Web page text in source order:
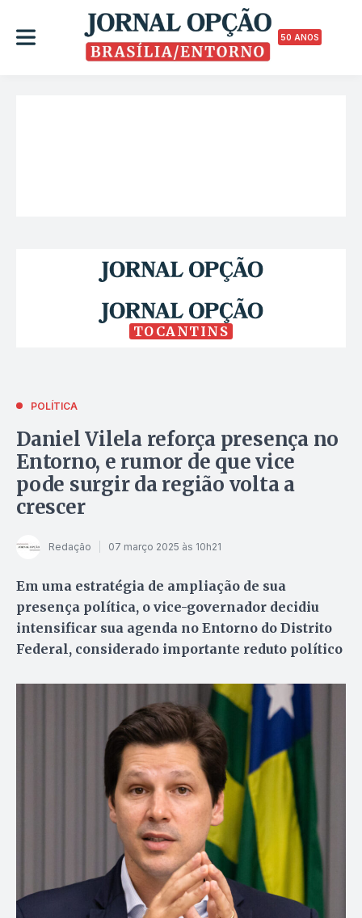
50 ANOS
TOCANTINS
POLÍTICA
Daniel Vilela reforça presença no
Entorno, e rumor de que vice
pode surgir da região volta a
crescer
Redação 07 março 2025 às 10h21
Em uma estratégia de ampliação de sua
presença política, o vice-governador decidiu
intensificar sua agenda no Entorno do Distrito
Federal, considerado importante reduto político